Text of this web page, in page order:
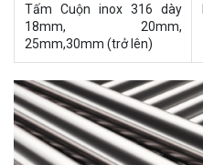
Tấm Cuộn inox 316 dày
18mm, 20mm,
25mm,30mm (trở lên)